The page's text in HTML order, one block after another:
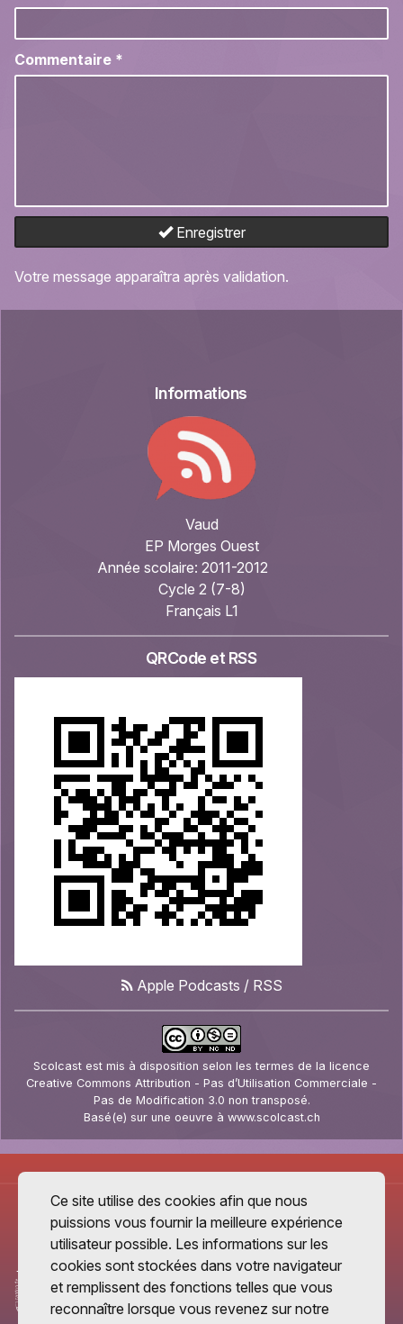
Commentaire *
Enregistrer
Votre message apparaîtra après validation.
Informations
Vaud
EP Morges Ouest
Année scolaire: 2011-2012
Cycle 2 (7-8)
Français L1
QRCode et RSS
Apple Podcasts / RSS
Scolcast est mis à disposition selon les termes de la licence
Creative Commons Attribution - Pas d’Utilisation Commerciale -
Pas de Modification 3.0 non transposé.
Basé(e) sur une oeuvre à www.scolcast.ch
Ce site utilise des cookies afin que nous
puissions vous fournir la meilleure expérience
utilisateur possible. Les informations sur les
cookies sont stockées dans votre navigateur
et remplissent des fonctions telles que vous
reconnaître lorsque vous revenez sur notre